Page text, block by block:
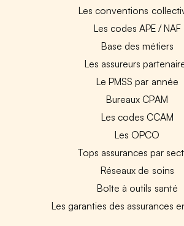
Les conventions
Les codes APE / NAF
Base des métiers
Les assureurs
Le PMSS par année
Bureaux CPAM
Les codes CCAM
Les OPCO
Tops assurances par
Réseaux de soins
Boîte à outils santé
Les garanties des assurances